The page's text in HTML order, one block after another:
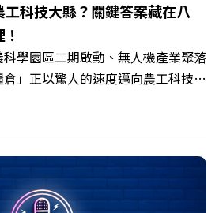
科技大縣？關鍵答案藏在八
學園區二期啟動、無人機產業聚落
」正以驚人的速度邁向農工科技大
農產與「嘉義優鮮」品牌同步升級的
打破過往傳統農業縣的侷限，讓返
留得下、活得好」，更為地方累積
。 本集《遠見ON AIR》邀請嘉義
易餘、財信傳媒集團董事長謝金
李永豐、以及嘉義縣人力發展所所長